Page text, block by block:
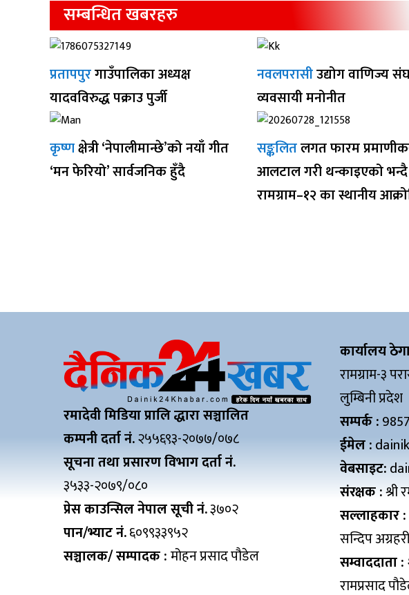
सम्बन्धित खबरहरु
प्रतापपुरगाउँपालिका अध्यक्ष
यादवविरुद्ध पक्राउ पुर्जी
नवलपरासीउद्योग वाणिज्य
व्यवसायी मनोनीत
कृष्णक्षेत्री ‘नेपालीमान्छे’को नयाँ गीत
‘मन फेरियो’ सार्वजनिक हुँदै
सङ्कलितलगत फारम
आलटाल गरी थन्काइएको भन्दै
रामग्राम–१२ का स्थानीय
रमादेवी मिडिया प्रालि द्धारा सञ्चालित
कम्पनी दर्ता नं.२५५६९३-२०७७/०७८
सूचना तथा प्रसारण विभाग दर्ता नं.
३५३३-२०७९/०८०
प्रेस काउन्सिल नेपाल सूची नं.३७०२
पान/भ्याट नं.६०९९३३९५२
सञ्चालक/ सम्पादक :मोहन प्रसाद पौडेल
कार्यालय
रामग्राम-३
लुम्बिनी प्रदेश
सम्पर्क :
ईमेल :
वेबसाइट:
संरक्षक :श्री
सल्लाहकार :
सन्दिप
सम्वाददाता :
रामप्रसाद